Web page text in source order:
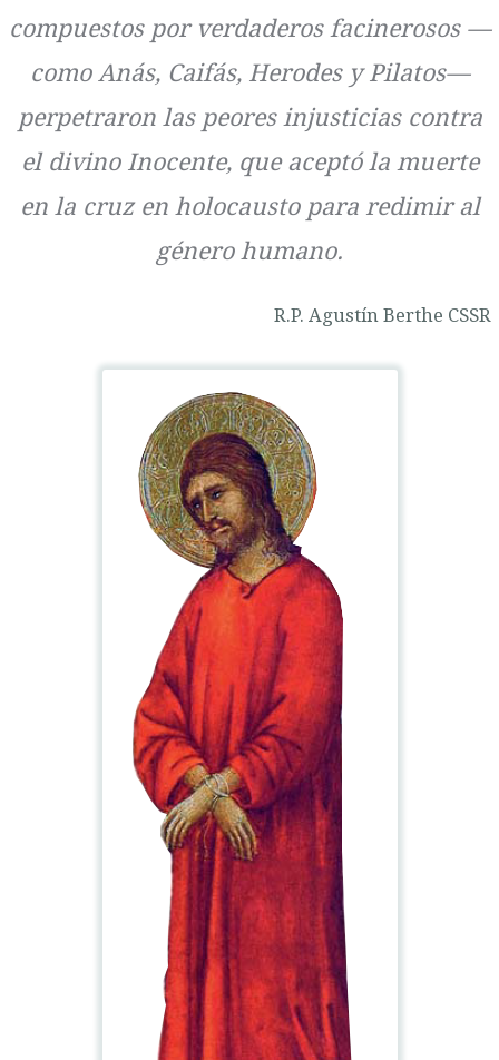
compuestos por verdaderos facinerosos —
como Anás, Caifás, Herodes y Pilatos—
perpetraron las peores injusticias contra
el divino Inocente, que aceptó la muerte
en la cruz en holocausto para redimir al
género humano.
R.P. Agustín Berthe CSSR